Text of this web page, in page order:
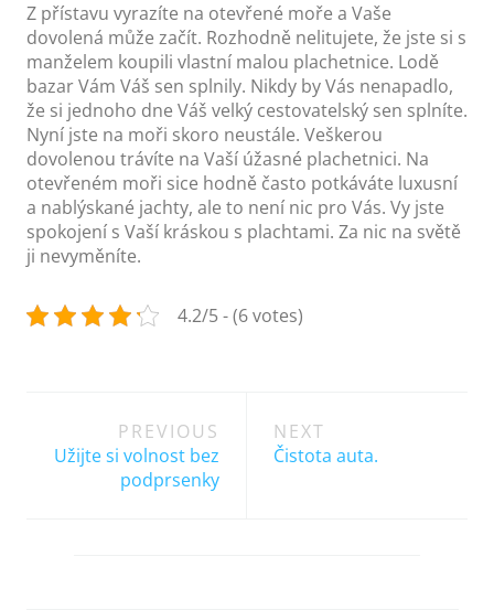
Z přístavu vyrazíte na otevřené moře a Vaše
dovolená může začít. Rozhodně nelitujete, že jste si s
manželem koupili vlastní malou plachetnice. Lodě
bazarVám Váš sen splnily. Nikdy by Vás nenapadlo,
že si jednoho dne Váš velký cestovatelský sen splníte.
Nyní jste na moři skoro neustále. Veškerou
dovolenou trávíte na Vaší úžasné plachetnici. Na
otevřeném moři sice hodně často potkáváte luxusní
a nablýskané jachty, ale to není nic pro Vás. Vy jste
spokojení s Vaší kráskou s plachtami. Za nic na světě
ji nevyměníte.
4.2/5 - (6 votes)
navigationPREVIOUS
Užijte si volnost bez
podprsenky
NEXT
Čistota auta.